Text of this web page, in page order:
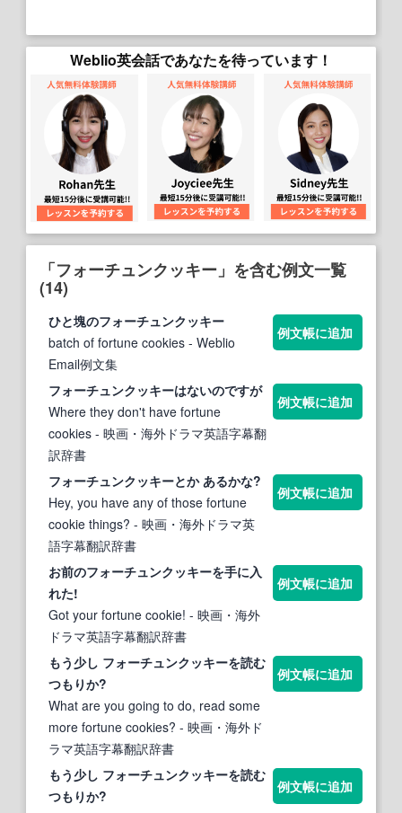
Weblio英会話であなたを待っています！
「フォーチュンクッキー」を含む例文一覧
(14)
ひと塊のフォーチュンクッキー
batch of fortune cookies - Weblio
Email例文集
例文帳に追加
フォーチュンクッキーはないのですが
Where they don't have fortune
cookies - 映画・海外ドラマ英語字幕翻
訳辞書
例文帳に追加
フォーチュンクッキーとか あるかな?
Hey, you have any of those fortune
cookie things? - 映画・海外ドラマ英
語字幕翻訳辞書
例文帳に追加
お前のフォーチュンクッキーを手に入
れた!
Got your fortune cookie! - 映画・海外
ドラマ英語字幕翻訳辞書
例文帳に追加
もう少し フォーチュンクッキーを読む
つもりか?
What are you going to do, read some
more fortune cookies? - 映画・海外ド
ラマ英語字幕翻訳辞書
例文帳に追加
もう少し フォーチュンクッキーを読む
つもりか?
例文帳に追加